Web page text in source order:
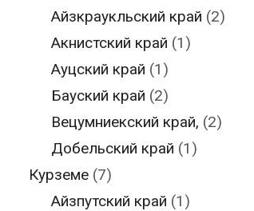
Айзкраукльский край (2)
Акнистский край (1)
Ауцский край (1)
Бауский край (2)
Вецумниекский край, (2)
Добельский край (1)
Курземе(7)
Айзпутский край (1)